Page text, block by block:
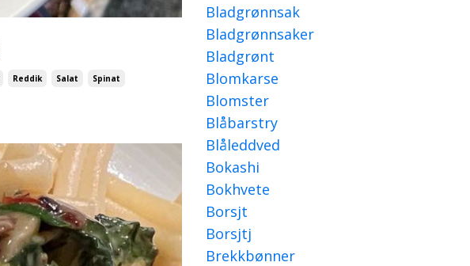
Reddik Salat Spinat
Bladgrønnsak
Bladgrønnsaker
Bladgrønt
Blomkarse
Blomster
Blåbarstry
Blåleddved
Bokashi
Bokhvete
Borsjt
Borsjtj
Brekkbønner